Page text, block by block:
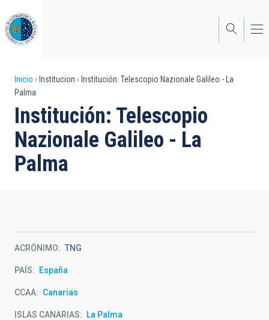
al
contenido
principal
Sobrescribir
enlaces
de
ayuda
a
Inicio Institucion
Institución: Telescopio Nazionale Galileo - La
Palma
Institución: Telescopio
Nazionale Galileo - La
Palma
ACRÓNIMO TNG
PAÍS España
CCAA Canarias
ISLAS CANARIAS La Palma